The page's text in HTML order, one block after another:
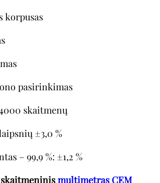
korpusas
pasirinkimas
skaitmenų
±3,0 %
– 99,9 %: ±1,2 %
multimetrasCEM